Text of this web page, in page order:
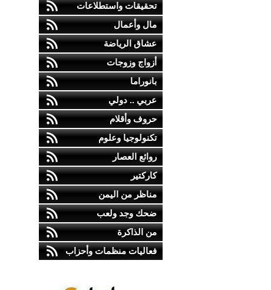
تحقيقات واستطلاعات
مال وأعمال
عشاق الرياضة
أزواج وزوجات
بانوراما
عربي .. دولي
حروف وأقلام
تكنولوجيا وعلوم
روائع العصار
كاركتير
مناظر من اليمن
ضحك وجد ولعب
من الذاكرة
فعاليات منظمات وأحزاب